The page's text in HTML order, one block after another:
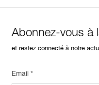
Abonnez-vous à
et restez connecté à notre
Email *